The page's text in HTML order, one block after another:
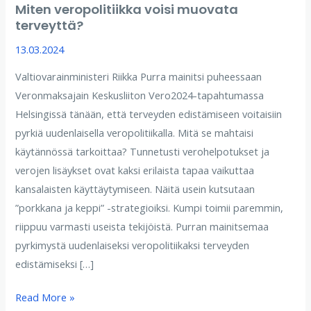
Miten veropolitiikka voisi muovata
terveyttä?
13.03.2024
Valtiovarainministeri Riikka Purra mainitsi puheessaan
Veronmaksajain Keskusliiton Vero2024-tapahtumassa
Helsingissä tänään, että terveyden edistämiseen voitaisiin
pyrkiä uudenlaisella veropolitiikalla. Mitä se mahtaisi
käytännössä tarkoittaa? Tunnetusti verohelpotukset ja
verojen lisäykset ovat kaksi erilaista tapaa vaikuttaa
kansalaisten käyttäytymiseen. Näitä usein kutsutaan
”porkkana ja keppi” -strategioiksi. Kumpi toimii paremmin,
riippuu varmasti useista tekijöistä. Purran mainitsemaa
pyrkimystä uudenlaiseksi veropolitiikaksi terveyden
edistämiseksi […]
Read More »